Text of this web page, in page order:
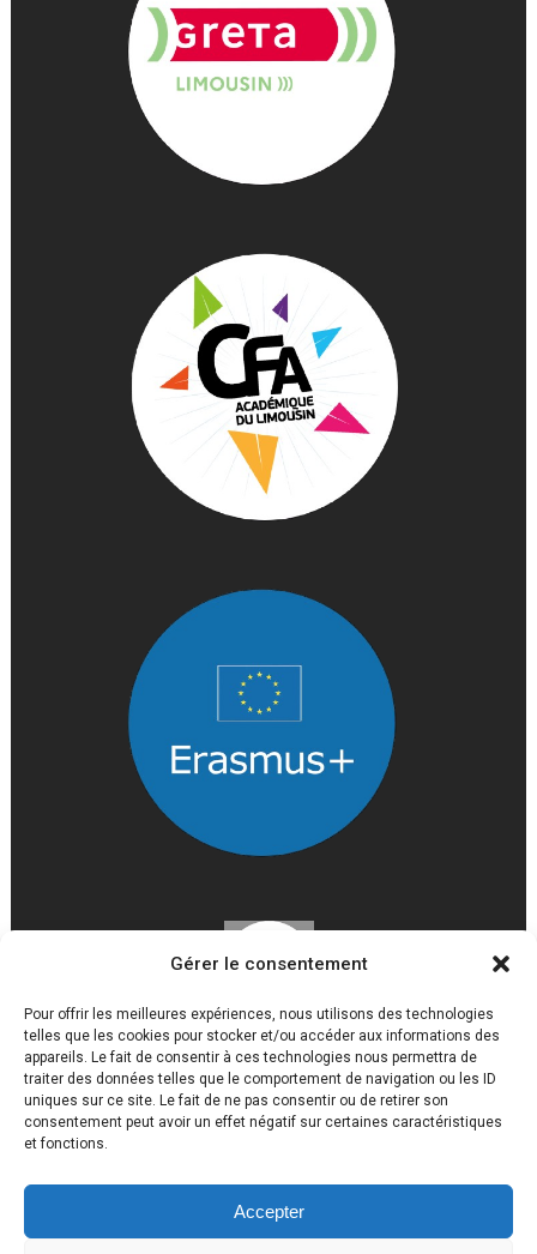
Gérer le consentement
Pour offrir les meilleures expériences, nous utilisons des technologies
telles que les cookies pour stocker et/ou accéder aux informations des
appareils. Le fait de consentir à ces technologies nous permettra de
traiter des données telles que le comportement de navigation ou les ID
uniques sur ce site. Le fait de ne pas consentir ou de retirer son
consentement peut avoir un effet négatif sur certaines caractéristiques
et fonctions.
Accepter
Lycée Louis Gaston Roussillat 2017 © Tous droits réservés